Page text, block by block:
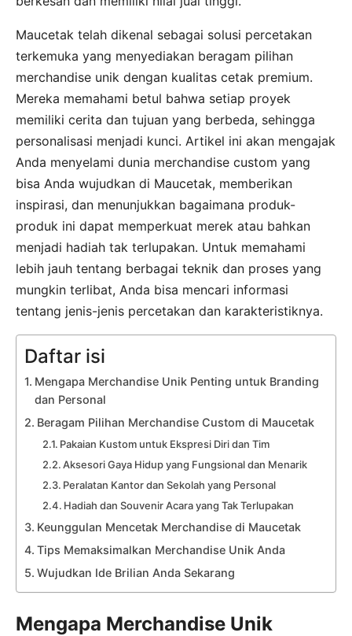
Maucetak telah dikenal sebagai solusi percetakan
terkemuka yang menyediakan beragam pilihan
merchandise unik dengan kualitas cetak premium.
Mereka memahami betul bahwa setiap proyek
memiliki cerita dan tujuan yang berbeda, sehingga
personalisasi menjadi kunci. Artikel ini akan mengajak
Anda menyelami dunia merchandise custom yang
bisa Anda wujudkan di Maucetak, memberikan
inspirasi, dan menunjukkan bagaimana produk-
produk ini dapat memperkuat merek atau bahkan
menjadi hadiah tak terlupakan. Untuk memahami
lebih jauh tentang berbagai teknik dan proses yang
mungkin terlibat, Anda bisa mencari informasi
tentang jenis-jenis percetakan dan karakteristiknya.
Daftar isi
Mengapa Merchandise Unik Penting untuk Branding
dan Personal
Beragam Pilihan Merchandise Custom di Maucetak
Pakaian Kustom untuk Ekspresi Diri dan Tim
Aksesori Gaya Hidup yang Fungsional dan Menarik
Peralatan Kantor dan Sekolah yang Personal
Hadiah dan Souvenir Acara yang Tak Terlupakan
Keunggulan Mencetak Merchandise di Maucetak
Tips Memaksimalkan Merchandise Unik Anda
Wujudkan Ide Brilian Anda Sekarang
Mengapa Merchandise Unik